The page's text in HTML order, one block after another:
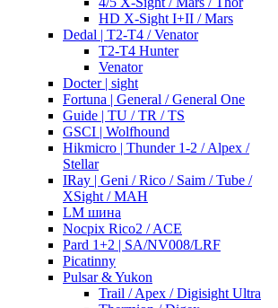
HD X-Sight I+II / Mars
Dedal | T2-T4 / Venator
T2-T4 Hunter
Venator
Docter | sight
Fortuna | General / General One
Guide | TU / TR / TS
GSCI | Wolfhound
Hikmicro | Thunder 1-2 / Alpex /
Stellar
IRay | Geni / Rico / Saim / Tube /
XSight / MAH
LM шина
Nocpix Rico2 / ACE
Pard 1+2 | SA/NV008/LRF
Picatinny
Pulsar & Yukon
Trail / Apex / Digisight Ultra